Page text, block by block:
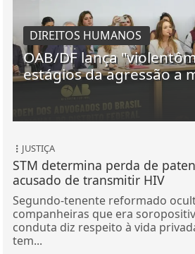
DIREITOS HUMANOS
OAB/DF lança
estágios da agressão a
JUSTIÇA
STM determina perda de
acusado de transmitir HIV
Segundo-tenente reformado
companheiras que era
conduta diz respeito à vida
tem...